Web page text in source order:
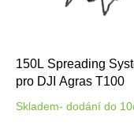
150L Spreading
pro DJI Agras T100
Skladem- dodání do